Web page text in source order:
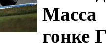
Масса
гонке